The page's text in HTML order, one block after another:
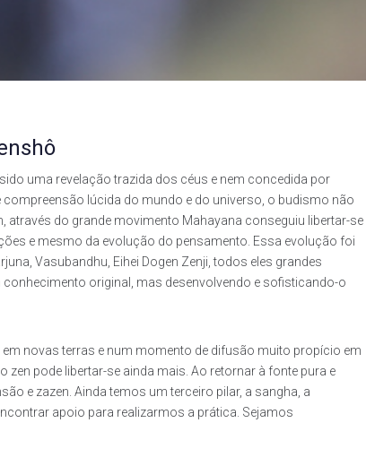
uma revelação trazida dos céus e nem concedida por
compreensão lúcida do mundo e do universo, o budismo não
do grande movimento Mahayana conseguiu libertar-se
e mesmo da evolução do pensamento. Essa evolução foi
Vasubandhu, Eihei Dogen Zenji, todos eles grandes
original, mas desenvolvendo e sofisticando-o
novas terras e num momento de difusão muito propício em
pode libertar-se ainda mais. Ao retornar à fonte pura e
e zazen. Ainda temos um terceiro pilar, a sangha, a
apoio para realizarmos a prática. Sejamos